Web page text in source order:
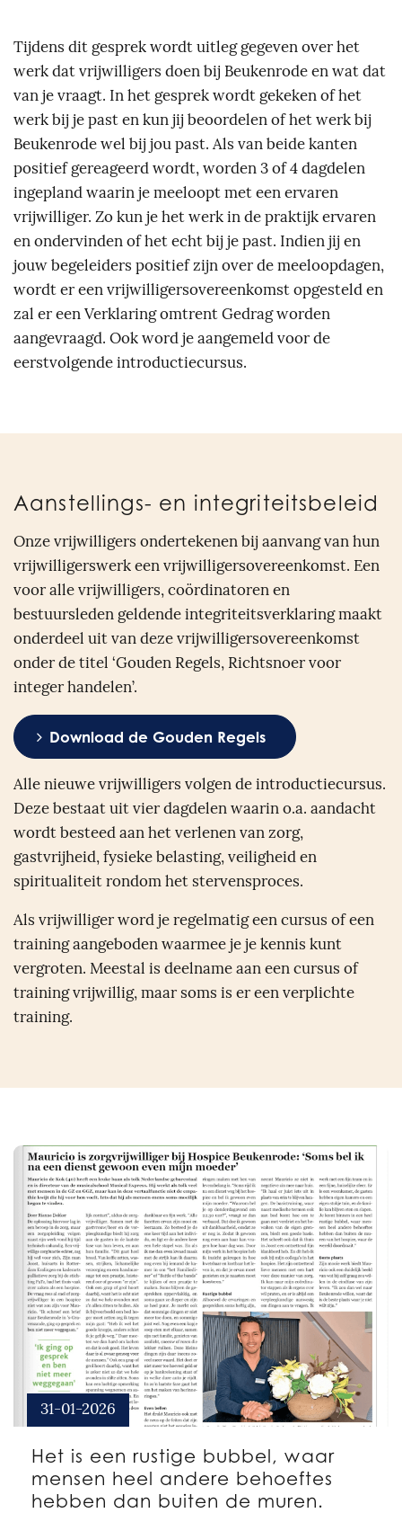
Tijdens dit gesprek wordt uitleg gegeven over het
werk dat vrijwilligers doen bij Beukenrode en wat dat
van je vraagt. In het gesprek wordt gekeken of het
werk bij je past en kun jij beoordelen of het werk bij
Beukenrode wel bij jou past. Als van beide kanten
positief gereageerd wordt, worden 3 of 4 dagdelen
ingepland waarin je meeloopt met een ervaren
vrijwilliger. Zo kun je het werk in de praktijk ervaren
en ondervinden of het echt bij je past. Indien jij en
jouw begeleiders positief zijn over de meeloopdagen,
wordt er een vrijwilligersovereenkomst opgesteld en
zal er een Verklaring omtrent Gedrag worden
aangevraagd. Ook word je aangemeld voor de
eerstvolgende introductiecursus.
Aanstellings- en integriteitsbeleid
Onze vrijwilligers ondertekenen bij aanvang van hun
vrijwilligerswerk een vrijwilligersovereenkomst. Een
voor alle vrijwilligers, coördinatoren en
bestuursleden geldende integriteitsverklaring maakt
onderdeel uit van deze vrijwilligersovereenkomst
onder de titel ‘Gouden Regels, Richtsnoer voor
integer handelen’.
Download de Gouden Regels
Alle nieuwe vrijwilligers volgen de introductiecursus.
Deze bestaat uit vier dagdelen waarin o.a. aandacht
wordt besteed aan het verlenen van zorg,
gastvrijheid, fysieke belasting, veiligheid en
spiritualiteit rondom het stervensproces.
Als vrijwilliger word je regelmatig een cursus of een
training aangeboden waarmee je je kennis kunt
vergroten. Meestal is deelname aan een cursus of
training vrijwillig, maar soms is er een verplichte
training.
31-01-2026
Het is een rustige bubbel, waar
mensen heel andere behoeftes
hebben dan buiten de muren.